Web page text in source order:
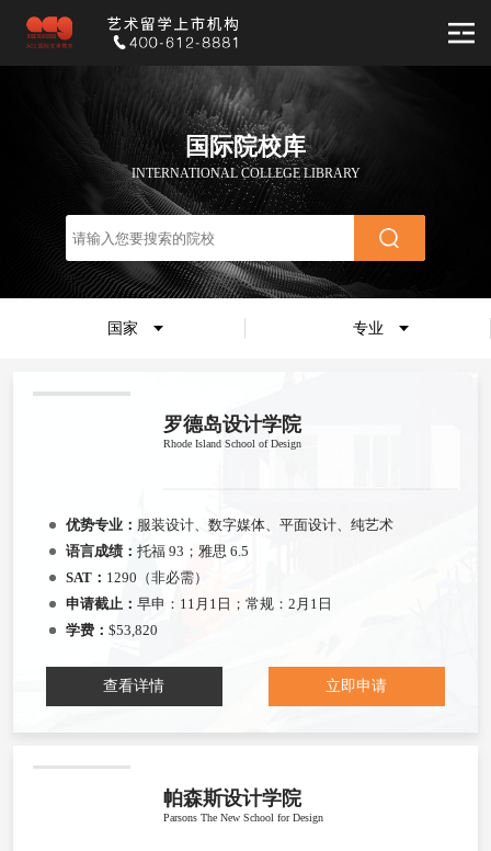
国际院校库
INTERNATIONAL COLLEGE LIBRARY
国家 专业
罗德岛设计学院
Rhode Island School of Design
优势专业： 服装设计、数字媒体、平面设计、纯艺术
语言成绩： 托福 93；雅思 6.5
SAT： 1290（非必需）
申请截止： 早申：11月1日；常规：2月1日
学费： $53,820
查看详情 立即申请
帕森斯设计学院
Parsons The New School for Design